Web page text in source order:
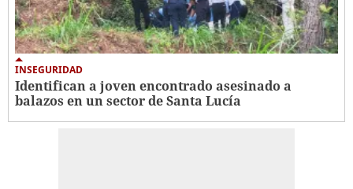
INSEGURIDAD
Identifican a joven encontrado asesinado a
balazos en un sector de Santa Lucía